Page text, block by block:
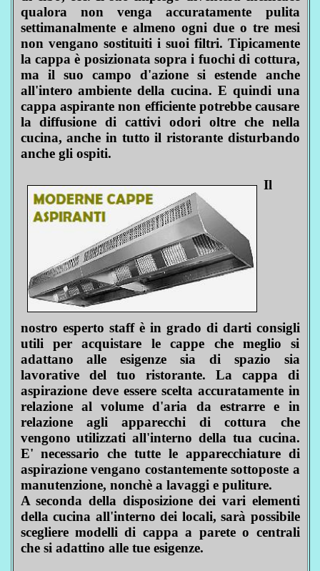
qualora non venga accuratamente pulita
settimanalmente e almeno ogni due o tre mesi
non vengano sostituiti i suoi filtri. Tipicamente
la cappa è posizionata sopra i fuochi di cottura,
ma il suo campo d'azione si estende anche
all'intero ambiente della cucina. E quindi una
cappa aspirante non efficiente potrebbe causare
la diffusione di cattivi odori oltre che nella
cucina, anche in tutto il ristorante disturbando
anche gli ospiti.
Il
nostro esperto staff è in grado di darti consigli
utili per acquistare le cappe che meglio si
adattano alle esigenze sia di spazio sia
lavorative del tuo ristorante. La cappa di
aspirazione deve essere scelta accuratamente in
relazione al volume d'aria da estrarre e in
relazione agli apparecchi di cottura che
vengono utilizzati all'interno della tua cucina.
E' necessario che tutte le apparecchiature di
aspirazione vengano costantemente sottoposte a
manutenzione, nonchè a lavaggi e puliture.
A seconda della disposizione dei vari elementi
della cucina all'interno dei locali, sarà possibile
scegliere modelli di cappa a parete o centrali
che si adattino alle tue esigenze.